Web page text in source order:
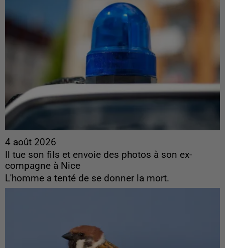
4 août 2026
Il tue son fils et envoie des photos à son ex-
compagne à Nice
L'homme a tenté de se donner la mort.